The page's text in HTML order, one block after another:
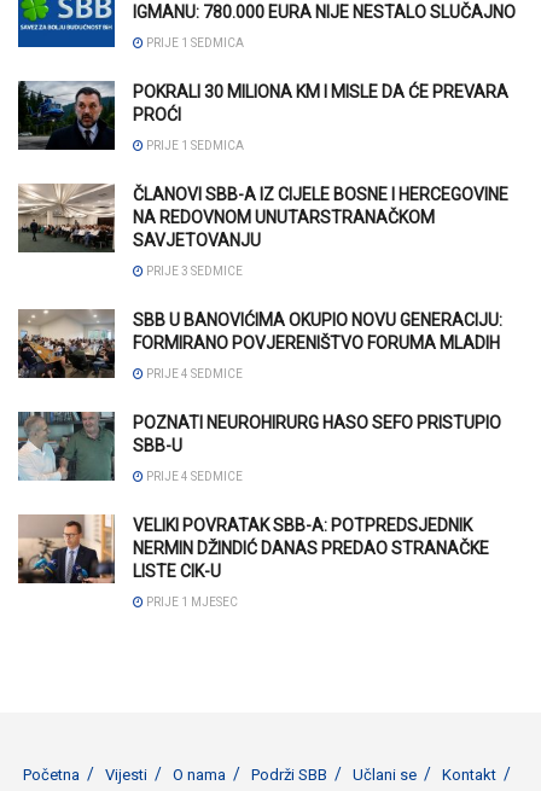
IGMANU: 780.000 EURA NIJE NESTALO SLUČAJNO
PRIJE 1 SEDMICA
POKRALI 30 MILIONA KM I MISLE DA ĆE PREVARA
PROĆI
PRIJE 1 SEDMICA
ČLANOVI SBB-A IZ CIJELE BOSNE I HERCEGOVINE
NA REDOVNOM UNUTARSTRANAČKOM
SAVJETOVANJU
PRIJE 3 SEDMICE
SBB U BANOVIĆIMA OKUPIO NOVU GENERACIJU:
FORMIRANO POVJERENIŠTVO FORUMA MLADIH
PRIJE 4 SEDMICE
POZNATI NEUROHIRURG HASO SEFO PRISTUPIO
SBB-U
PRIJE 4 SEDMICE
VELIKI POVRATAK SBB-A: POTPREDSJEDNIK
NERMIN DŽINDIĆ DANAS PREDAO STRANAČKE
LISTE CIK-U
PRIJE 1 MJESEC
Početna Vijesti O nama Podrži SBB Učlani se Kontakt